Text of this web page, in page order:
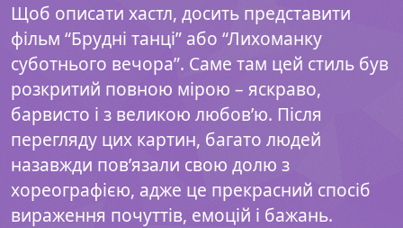
Щоб описати хастл, досить представити
фільм “Брудні танці” або “Лихоманку
суботнього вечора”. Саме там цей стиль був
розкритий повною мірою – яскраво,
барвисто і з великою любов’ю. Після
перегляду цих картин, багато людей
назавжди пов’язали свою долю з
хореографією, адже це прекрасний спосіб
вираження почуттів, емоцій і бажань.